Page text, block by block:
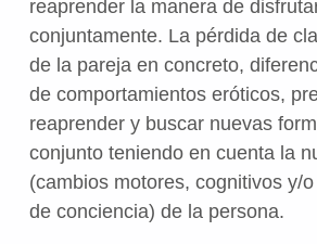
reaprender la manera de
conjuntamente. La pérdida de
de la pareja en concreto,
de comportamientos eróticos,
reaprender y buscar nuevas
conjunto teniendo en cuenta la
(cambios motores, cognitivos y/
de conciencia) de la persona.